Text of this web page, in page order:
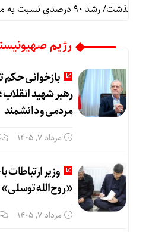
رژیم
بازخوانی حکم
رهبر شهید
مردمی و دانشمند
مرداد ۷, ۱۴۰۵
وزیر ارتباطات
«روح‌الله توسلی»
مرداد ۷, ۱۴۰۵